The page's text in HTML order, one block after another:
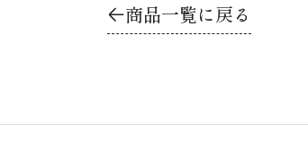
商品一覧に戻る